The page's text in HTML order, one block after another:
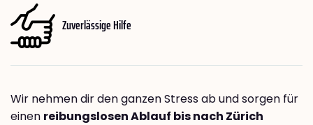
Zuverlässige Hilfe
Wir nehmen dir den ganzen Stress ab und sorgen für
einen reibungslosen Ablauf bis nach Zürich